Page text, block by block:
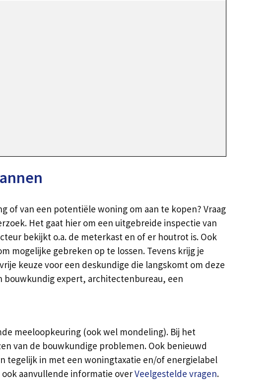
of van een potentiële woning om aan te kopen? Vraag
Het gaat hier om een uitgebreide inspectie van
bekijkt o.a. de meterkast en of er houtrot is. Ook
mogelijke gebreken op te lossen. Tevens krijg je
keuze voor een deskundige die langskomt om deze
bouwkundig expert, architectenbureau, een
meeloopkeuring (ook wel mondeling). Bij het
van de bouwkundige problemen. Ook benieuwd
tegelijk in met een woningtaxatie en/of energielabel
aanvullende informatie overVeelgestelde vragen.